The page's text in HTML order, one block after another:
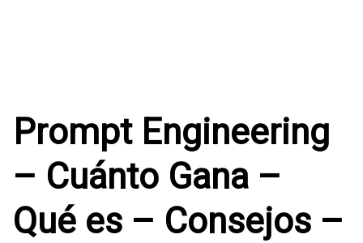
Prompt Engineering
– Cuánto Gana –
Qué es – Consejos –